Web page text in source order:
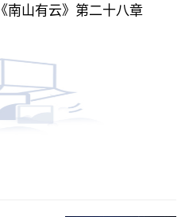
南山有云》第二十八章